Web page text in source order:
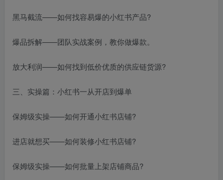
黑马截流——如何找容易爆的小红书产品?
爆品拆解——团队实战案例，教你做爆款。
放大利润——如何找到低价优质的供应链货源?
三、实操篇：小红书一从开店到爆单
保姆级实操——如何开通小红书店铺?
进店就想买——如何装修小红书店铺?
保姆级实操——如何批量上架店铺商品?